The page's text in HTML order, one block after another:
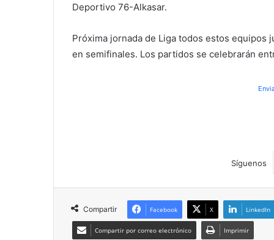
Deportivo 76-Alkasar.
Próxima jornada de Liga todos estos equipos
en semifinales. Los partidos se celebrarán
Síguenos
Compartir Facebook X LinkedIn
Compartir por correo electrónico Imprimir